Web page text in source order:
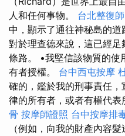
人和任何事物。 台北整復師
中，顯示了通往神秘島的道
對於理查德來說，這已經
條路。 •我堅信該物質的使
有者授權。 台中西屯按摩
確的，鑑於我的刑事責任
律的所有者，或者有權代表
骨 按摩師證照 台中按摩排
（例如，向我的財產內容